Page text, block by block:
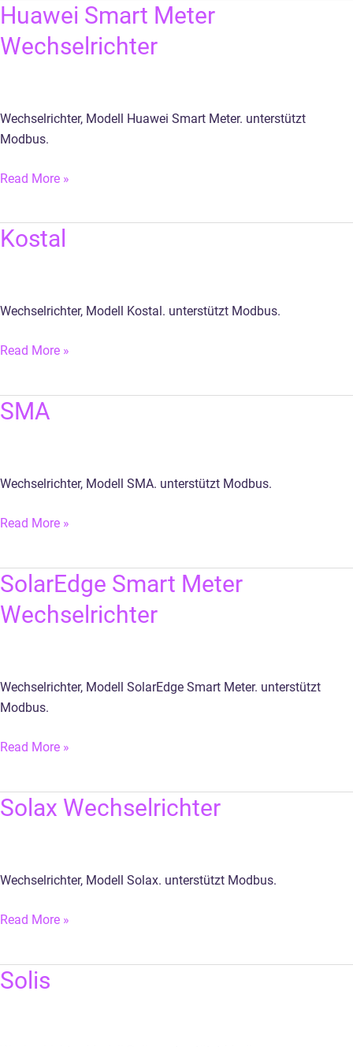
Huawei Smart Meter
Wechselrichter
Wechselrichter, Modell Huawei Smart Meter. unterstützt
Modbus.
Huawei
Meter
Read More »
Kostal
Wechselrichter, Modell Kostal. unterstützt Modbus.
Kostal
Read More »
SMA
Wechselrichter, Modell SMA. unterstützt Modbus.
SMA
Read More »
SolarEdge Smart Meter
Wechselrichter
Wechselrichter, Modell SolarEdge Smart Meter. unterstützt
Modbus.
SolarEdge
Meter
Read More »
Solax Wechselrichter
Wechselrichter, Modell Solax. unterstützt Modbus.
Solax
Read More »
Solis
Solis